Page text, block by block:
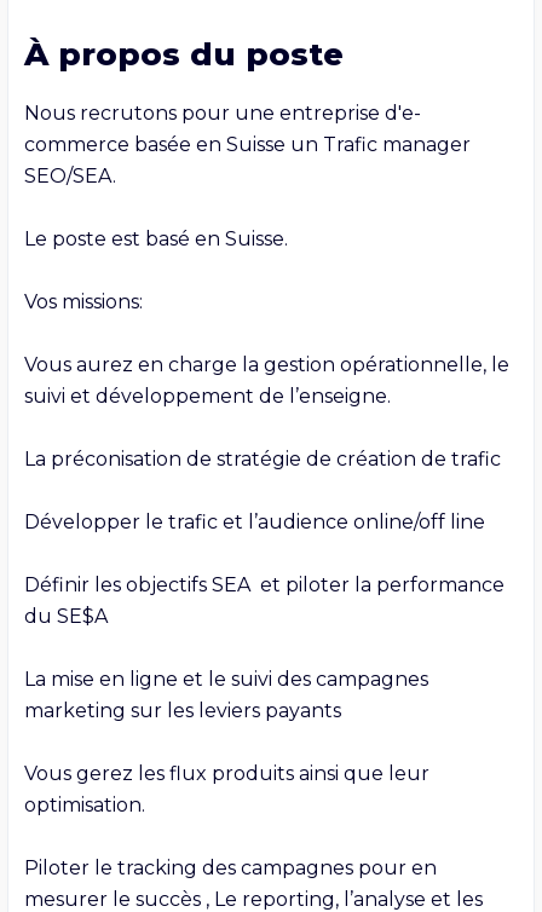
À propos du poste
Nous recrutons pour une entreprise d'e-
commerce basée en Suisse un Trafic manager
SEO/SEA.
Le poste est basé en Suisse.
Vos missions:
Vous aurez en charge la gestion opérationnelle, le
suivi et développement de l’enseigne.
La préconisation de stratégie de création de trafic
Développer le trafic et l’audience online/off line
Définir les objectifs SEA  et piloter la performance
du SE$A
La mise en ligne et le suivi des campagnes
marketing sur les leviers payants
Vous gerez les flux produits ainsi que leur
optimisation.
Piloter le tracking des campagnes pour en
mesurer le succès , Le reporting, l’analyse et les